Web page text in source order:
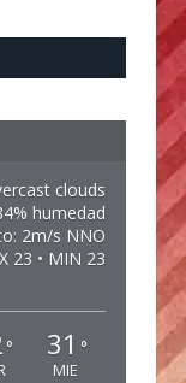
clouds
humedad
2m/s NNO
23 • MIN 23
° 31 °
MIE